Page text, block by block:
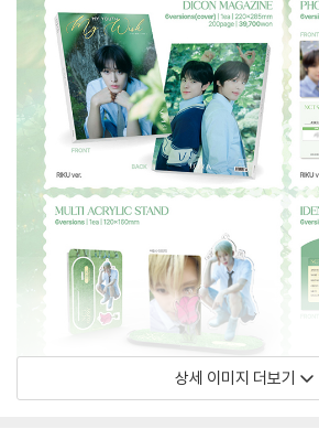
상세 이미지 더보기